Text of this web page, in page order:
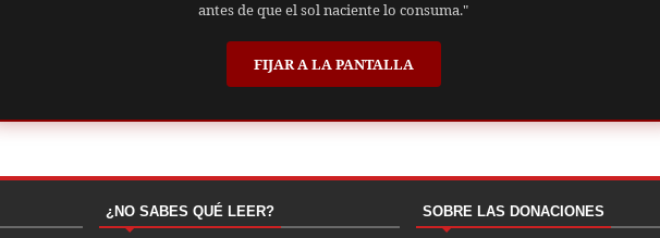
antes de que el sol naciente lo consuma."
FIJAR A LA PANTALLA
¿NO SABES QUÉ LEER? SOBRE LAS DONACIONES